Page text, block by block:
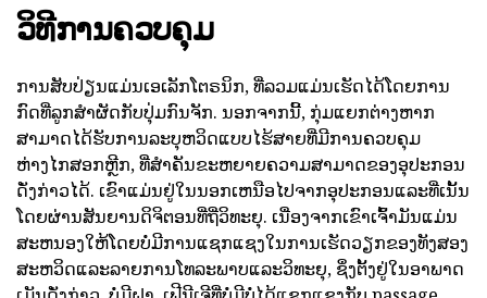
ວິທີການຄວບຄຸມ
ການສັບປ່ຽນແມ່ນເອເລັກໂຕຣນິກ, ທີ່ລວມແມ່ນເຮັດໄດ້ໂດຍການ
ກົດທີ່ລູກສໍາຜັດກັບປຸ່ມກົນຈັກ. ນອກຈາກນີ້, ກຸ່ມແຍກຕ່າງຫາກ
ສາມາດໄດ້ຮັບການລະບຸຫວິດແບບໄຮ້ສາຍທີ່ມີການຄວບຄຸມ
ຫ່າງໄກສອກຫຼີກ, ທີ່ສໍາຄັນຂະຫຍາຍຄວາມສາມາດຂອງອຸປະກອນ
ດັ່ງກ່າວໄດ້. ເຂົາແມ່ນຢູ່ໃນນອກເຫນືອໄປຈາກອຸປະກອນແລະທີ່ເນັ້ນ
ໂດຍຜ່ານສັນຍານດິຈິຕອນທີ່ຖີ່ວິທະຍຸ. ເນື່ອງຈາກເຂົາເຈົ້າມັນແມ່ນ
ສະຫນອງໃຫ້ໂດຍບໍ່ມີການແຊກແຊງໃນການເຮັດວຽກຂອງທັງສອງ
ສະຫວິດແລະລາຍການໂທລະພາບແລະວິທະຍຸ, ຊຶ່ງຕັ້ງຢູ່ໃນອາພາດ